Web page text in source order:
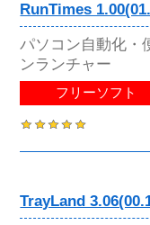
RunTimes
パソコン自動化・
ンランチャー
フリーソフト
TrayLand